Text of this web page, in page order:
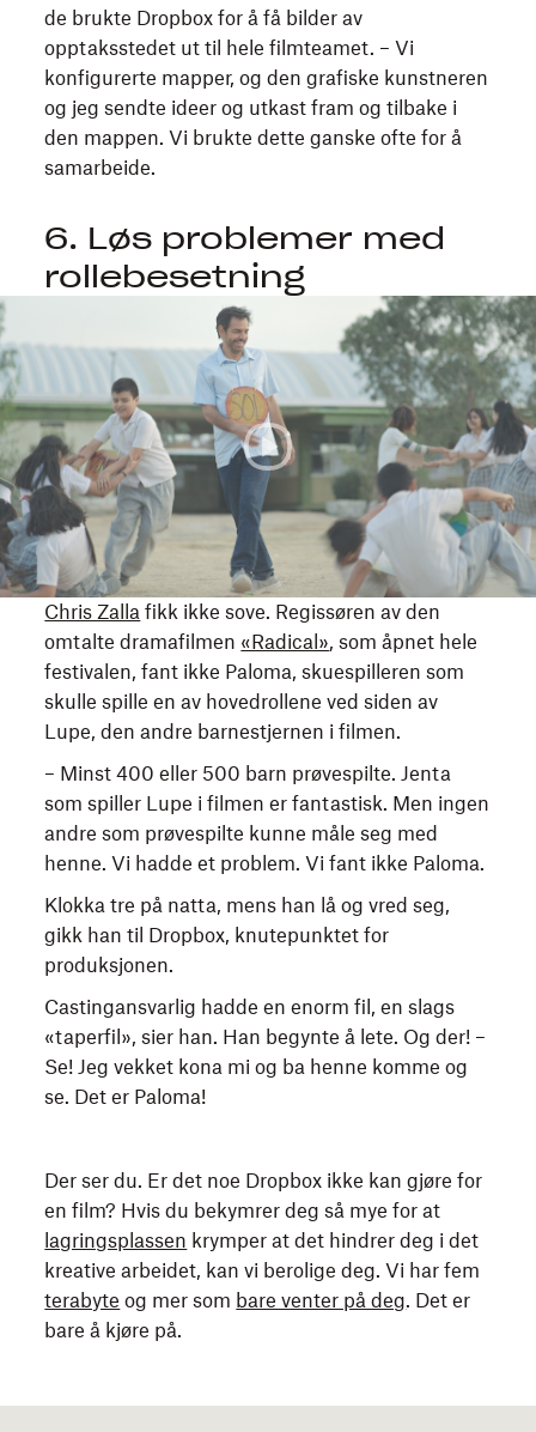
de brukte Dropbox for å få bilder av
opptaksstedet ut til hele filmteamet. – Vi
konfigurerte mapper, og den grafiske kunstneren
og jeg sendte ideer og utkast fram og tilbake i
den mappen. Vi brukte dette ganske ofte for å
samarbeide.
6. Løs problemer med
rollebesetning
I
en
grenseby
i
Mexico
preget
av
forsømmelse,
korrupsjon
og
forsøker
frustrert
lærer
radikal,
metode
bryte
elevenes
nysgjerrighet
potensial
kanskje
Chris Zalla fikk ikke sove. Regissøren av den
omtalte dramafilmen «Radical», som åpnet hele
festivalen, fant ikke Paloma, skuespilleren som
skulle spille en av hovedrollene ved siden av
Lupe, den andre barnestjernen i filmen.
– Minst 400 eller 500 barn prøvespilte. Jenta
som spiller Lupe i filmen er fantastisk. Men ingen
andre som prøvespilte kunne måle seg med
henne. Vi hadde et problem. Vi fant ikke Paloma.
Klokka tre på natta, mens han lå og vred seg,
gikk han til Dropbox, knutepunktet for
produksjonen.
Castingansvarlig hadde en enorm fil, en slags
«taperfil», sier han. Han begynte å lete. Og der! –
Se! Jeg vekket kona mi og ba henne komme og
se. Det er Paloma!
Der ser du. Er det noe Dropbox ikke kan gjøre for
en film? Hvis du bekymrer deg så mye for at
lagringsplassen krymper at det hindrer deg i det
kreative arbeidet, kan vi berolige deg. Vi har fem
terabyte og mer som bare venter på deg. Det er
bare å kjøre på.